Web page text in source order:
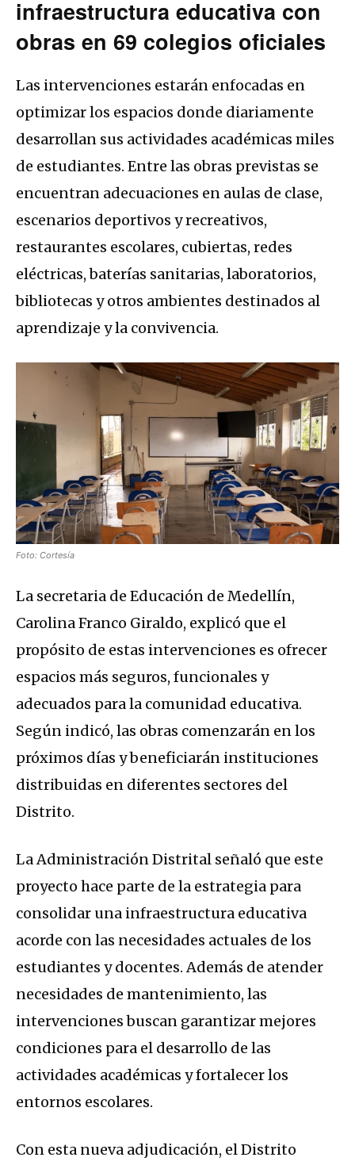
infraestructura educativa con
obras en 69 colegios oficiales
Las intervenciones estarán enfocadas en
optimizar los espacios donde diariamente
desarrollan sus actividades académicas miles
de estudiantes. Entre las obras previstas se
encuentran adecuaciones en aulas de clase,
escenarios deportivos y recreativos,
restaurantes escolares, cubiertas, redes
eléctricas, baterías sanitarias, laboratorios,
bibliotecas y otros ambientes destinados al
aprendizaje y la convivencia.
Foto: Cortesía
La secretaria de Educación de Medellín,
Carolina Franco Giraldo, explicó que el
propósito de estas intervenciones es ofrecer
espacios más seguros, funcionales y
adecuados para la comunidad educativa.
Según indicó, las obras comenzarán en los
próximos días y beneficiarán instituciones
distribuidas en diferentes sectores del
Distrito.
La Administración Distrital señaló que este
proyecto hace parte de la estrategia para
consolidar una infraestructura educativa
acorde con las necesidades actuales de los
estudiantes y docentes. Además de atender
necesidades de mantenimiento, las
intervenciones buscan garantizar mejores
condiciones para el desarrollo de las
actividades académicas y fortalecer los
entornos escolares.
Con esta nueva adjudicación, el Distrito